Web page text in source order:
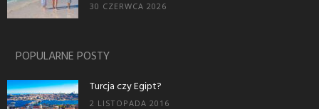
30 CZERWCA 2026
POPULARNE POSTY
Turcja czy Egipt?
2 LISTOPADA 2016